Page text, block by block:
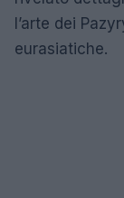
l’arte dei
eurasiatiche.